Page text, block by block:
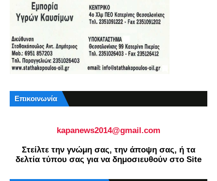
Επικοινωνία
kapanews2014@gmail.com
Στείλτε την γνώμη σας, την άποψη σας, ή τα
δελτία τύπου σας για να δημοσιευθούν στο Site